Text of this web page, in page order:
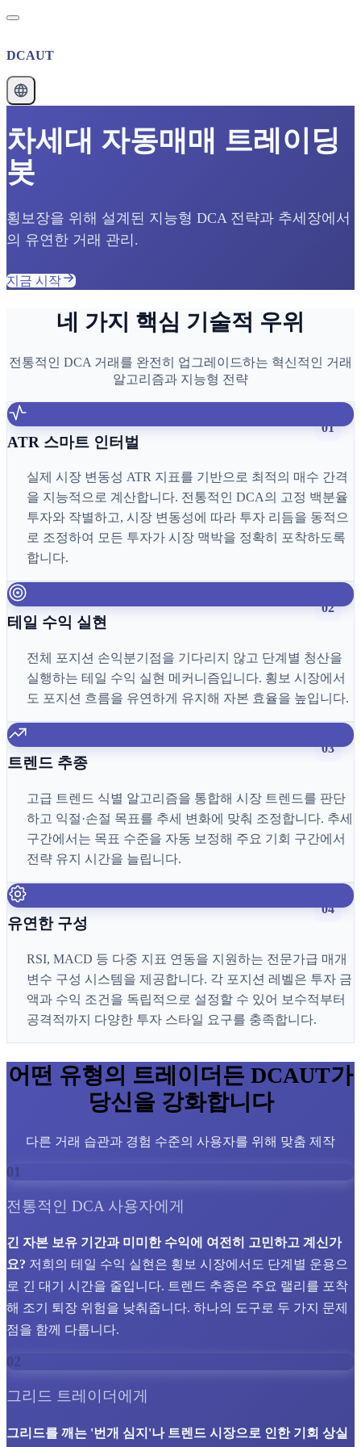
DCAUT
차세대 자동매매 트레이딩
봇
횡보장을 위해 설계된 지능형 DCA 전략과 추세장에서
의 유연한 거래 관리.
지금 시작
네 가지 핵심 기술적 우위
전통적인 DCA 거래를 완전히 업그레이드하는 혁신적인 거래
알고리즘과 지능형 전략
01
ATR 스마트 인터벌
실제 시장 변동성 ATR 지표를 기반으로 최적의 매수 간격
을 지능적으로 계산합니다. 전통적인 DCA의 고정 백분율
투자와 작별하고, 시장 변동성에 따라 투자 리듬을 동적으
로 조정하여 모든 투자가 시장 맥박을 정확히 포착하도록
합니다.
02
테일 수익 실현
전체 포지션 손익분기점을 기다리지 않고 단계별 청산을
실행하는 테일 수익 실현 메커니즘입니다. 횡보 시장에서
도 포지션 흐름을 유연하게 유지해 자본 효율을 높입니다.
03
트렌드 추종
고급 트렌드 식별 알고리즘을 통합해 시장 트렌드를 판단
하고 익절·손절 목표를 추세 변화에 맞춰 조정합니다. 추세
구간에서는 목표 수준을 자동 보정해 주요 기회 구간에서
전략 유지 시간을 늘립니다.
04
유연한 구성
RSI, MACD 등 다중 지표 연동을 지원하는 전문가급 매개
변수 구성 시스템을 제공합니다. 각 포지션 레벨은 투자 금
액과 수익 조건을 독립적으로 설정할 수 있어 보수적부터
공격적까지 다양한 투자 스타일 요구를 충족합니다.
어떤 유형의 트레이더든 DCAUT가
당신을 강화합니다
다른 거래 습관과 경험 수준의 사용자를 위해 맞춤 제작
01
전통적인 DCA 사용자에게
긴 자본 보유 기간과 미미한 수익에 여전히 고민하고 계신가
요? 저희의 테일 수익 실현은 횡보 시장에서도 단계별 운용으
로 긴 대기 시간을 줄입니다. 트렌드 추종은 주요 랠리를 포착
해 조기 퇴장 위험을 낮춰줍니다. 하나의 도구로 두 가지 문제
점을 함께 다룹니다.
02
그리드 트레이더에게
그리드를 깨는 '번개 심지'나 트렌드 시장으로 인한 기회 상실